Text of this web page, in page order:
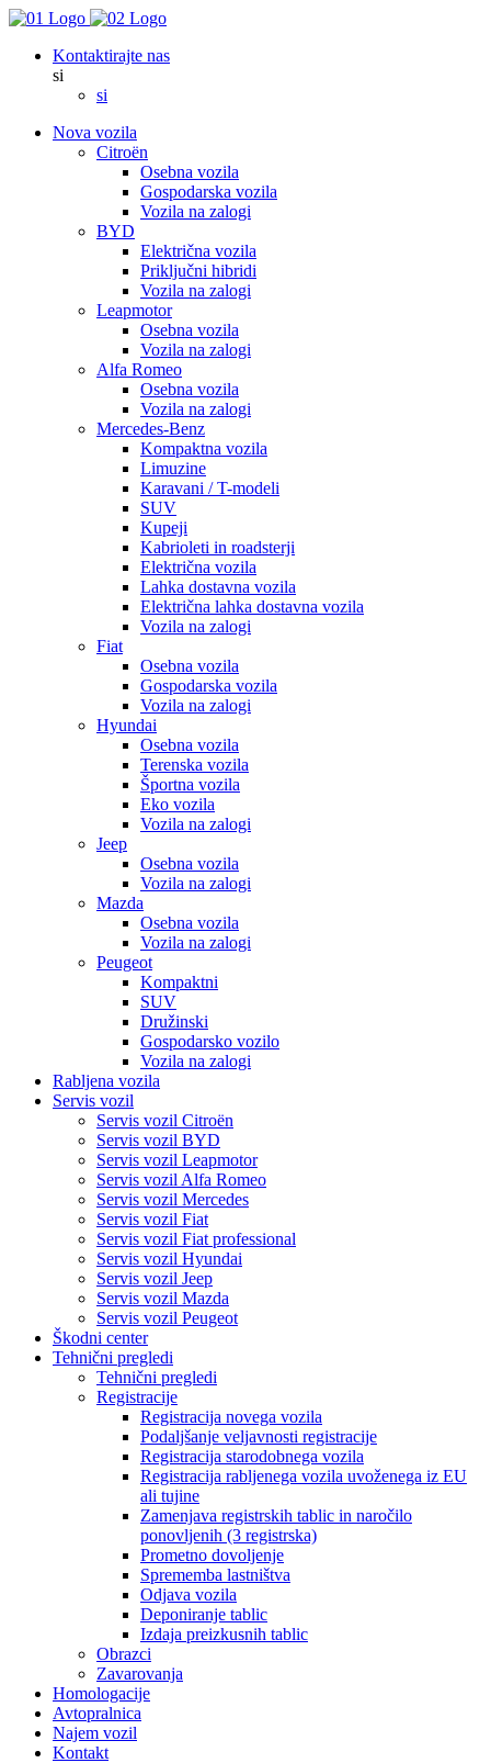
Kontaktirajte nas
si
si
Nova vozila
Citroën
Osebna vozila
Gospodarska vozila
Vozila na zalogi
BYD
Električna vozila
Priključni hibridi
Vozila na zalogi
Leapmotor
Osebna vozila
Vozila na zalogi
Alfa Romeo
Osebna vozila
Vozila na zalogi
Mercedes-Benz
Kompaktna vozila
Limuzine
Karavani / T-modeli
SUV
Kupeji
Kabrioleti in roadsterji
Električna vozila
Lahka dostavna vozila
Električna lahka dostavna vozila
Vozila na zalogi
Fiat
Osebna vozila
Gospodarska vozila
Vozila na zalogi
Hyundai
Osebna vozila
Terenska vozila
Športna vozila
Eko vozila
Vozila na zalogi
Jeep
Osebna vozila
Vozila na zalogi
Mazda
Osebna vozila
Vozila na zalogi
Peugeot
Kompaktni
SUV
Družinski
Gospodarsko vozilo
Vozila na zalogi
Rabljena vozila
Servis vozil
Servis vozil Citroën
Servis vozil BYD
Servis vozil Leapmotor
Servis vozil Alfa Romeo
Servis vozil Mercedes
Servis vozil Fiat
Servis vozil Fiat professional
Servis vozil Hyundai
Servis vozil Jeep
Servis vozil Mazda
Servis vozil Peugeot
Škodni center
Tehnični pregledi
Tehnični pregledi
Registracije
Registracija novega vozila
Podaljšanje veljavnosti registracije
Registracija starodobnega vozila
Registracija rabljenega vozila uvoženega iz EU
ali tujine
Zamenjava registrskih tablic in naročilo
ponovljenih (3 registrska)
Prometno dovoljenje
Sprememba lastništva
Odjava vozila
Deponiranje tablic
Izdaja preizkusnih tablic
Obrazci
Zavarovanja
Homologacije
Avtopralnica
Najem vozil
Kontakt